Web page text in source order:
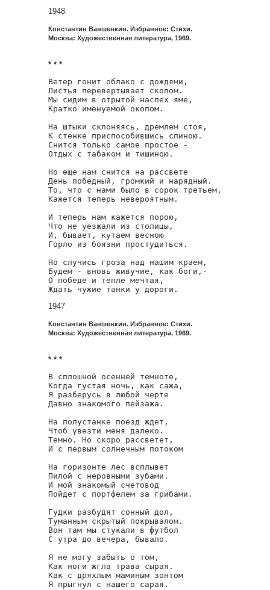
1948
Константин Ваншенкин. Избранное: Стихи.
Москва: Художественная литература, 1969.
* * *
Ветер гонит облако с дождями,
Листья перевертывает скопом.
Мы сидим в отрытой наспех яме,
Кратко именуемой окопом.
На штыки склоняясь, дремлем стоя,
К стенке приспособившись спиною.
Снится только самое простое -
Отдых с табаком и тишиною.
Но еще нам снится на рассвете
День победный, громкий и нарядный.
То, что с нами было в сорок третьем,
Кажется теперь невероятным.
И теперь нам кажется порою,
Что не уезжали из столицы,
И, бывает, кутаем весною
Горло из боязни простудиться.
Но случись гроза над нашим краем,
Будем - вновь живучие, как боги,-
О победе и тепле мечтая,
Ждать чужие танки у дороги.
1947
Константин Ваншенкин. Избранное: Стихи.
Москва: Художественная литература, 1969.
* * *
В сплошной осенней темноте,
Когда густая ночь, как сажа,
Я разберусь в любой черте
Давно знакомого пейзажа.
На полустанке поезд ждет,
Чтоб увезти меня далеко.
Темно. Но скоро рассветет,
И с первым солнечным потоком
На горизонте лес всплывет
Пилой с неровными зубами.
И мой знакомый счетовод
Пойдет с портфелем за грибами.
Гудки разбудят сонный дол,
Туманным скрытый покрывалом.
Вон там мы стукали в футбол
С утра до вечера, бывало.
Я не могу забыть о том,
Как ноги жгла трава сырая.
Как с дряхлым маминым зонтом
Я прыгнул с нашего сарая.